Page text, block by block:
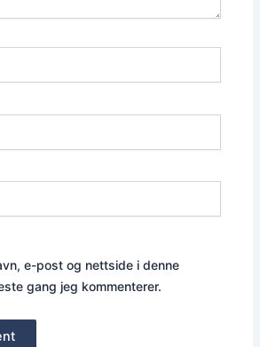
e-post og nettside i denne
gang jeg kommenterer.